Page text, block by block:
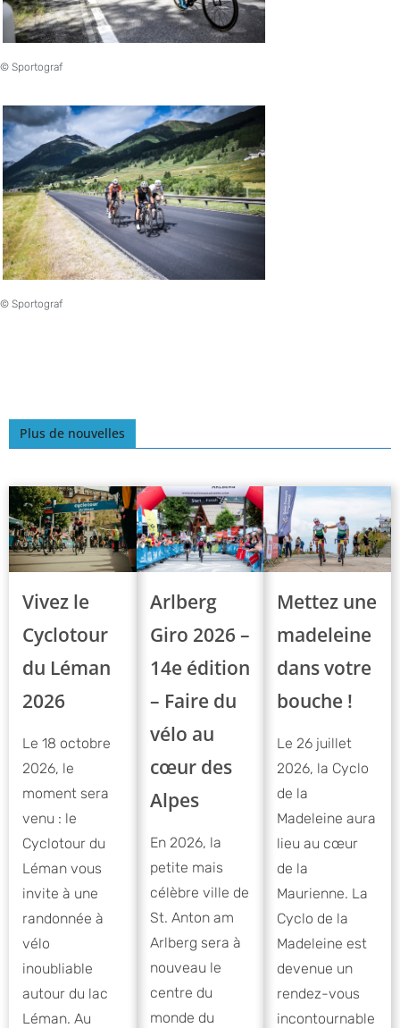
© Sportograf
© Sportograf
Plus de nouvelles
Vivez le
Cyclotour
du Léman
2026
Le 18 octobre
2026, le
moment sera
venu : le
Cyclotour du
Léman vous
invite à une
randonnée à
vélo
inoubliable
autour du lac
Léman. Au
Arlberg
Giro 2026 –
14e édition
– Faire du
vélo au
cœur des
Alpes
En 2026, la
petite mais
célèbre ville de
St. Anton am
Arlberg sera à
nouveau le
centre du
monde du
Mettez une
madeleine
dans votre
bouche !
Le 26 juillet
2026, la Cyclo
de la
Madeleine aura
lieu au cœur
de la
Maurienne. La
Cyclo de la
Madeleine est
devenue un
rendez-vous
incontournable